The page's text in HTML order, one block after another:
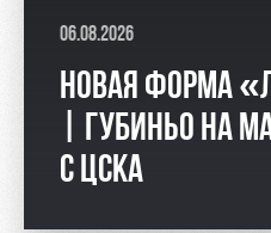
06.08.2026
НОВАЯ ФОРМА
| ГУБИНЬО НА
С ЦСКА